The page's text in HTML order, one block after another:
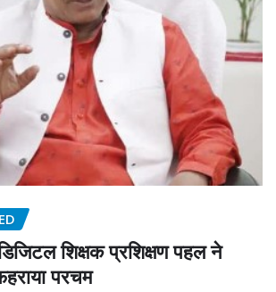
डिजिटल शिक्षक प्रशिक्षण पहल ने
परचम